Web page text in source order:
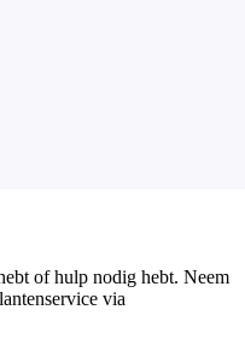
of hulp nodig hebt. Neem
via